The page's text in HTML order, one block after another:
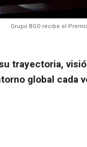
Grupo BGO recibe el
trayectoria,
global cada